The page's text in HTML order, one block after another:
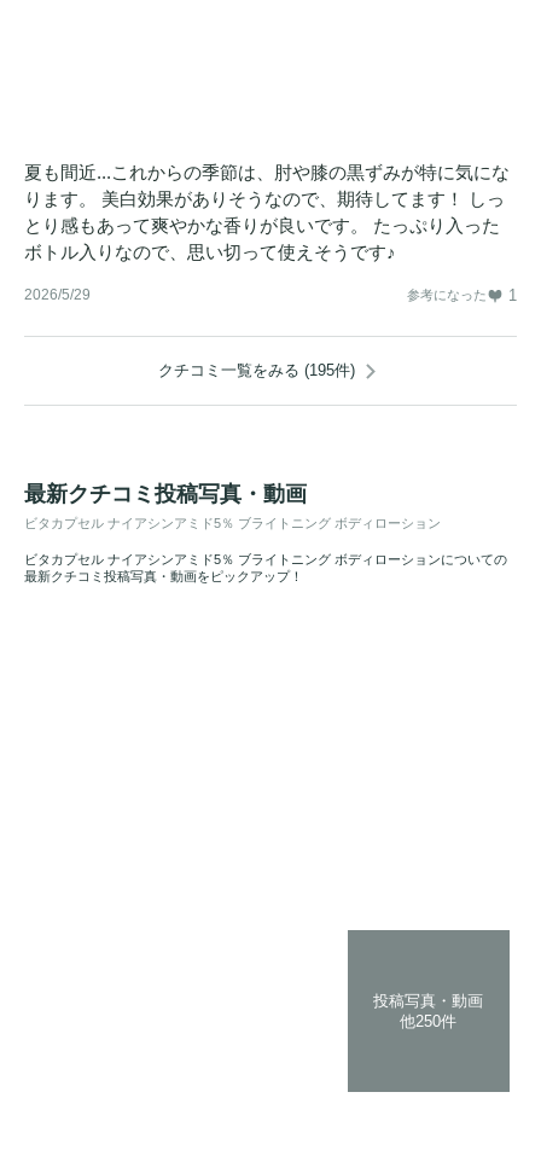
夏も間近...これからの季節は、肘や膝の黒ずみが特に気にな
ります。 美白効果がありそうなので、期待してます！ しっ
とり感もあって爽やかな香りが良いです。 たっぷり入った
ボトル入りなので、思い切って使えそうです♪
2026/5/29 参考になった 1
クチコミ一覧をみる (195件)
最新クチコミ投稿写真・動画
ビタカプセル ナイアシンアミド5％ ブライトニング ボディローション
ビタカプセル ナイアシンアミド5％ ブライトニング ボディローションについての
最新クチコミ投稿写真・動画をピックアップ！
投稿写真・動画
他250件